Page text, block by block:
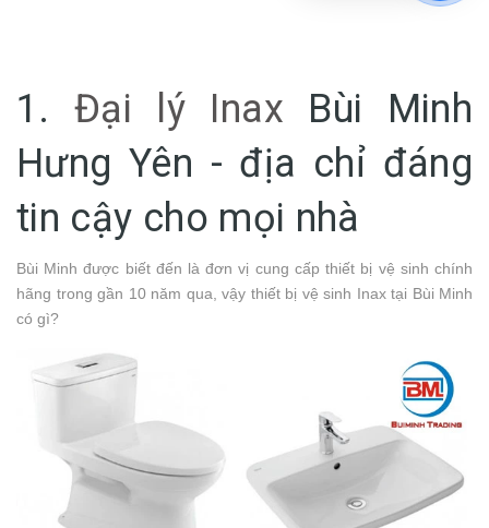
1.Đại lý Inax Bùi Minh
Hưng Yên - địa chỉ đáng
tin cậy cho mọi nhà
Bùi Minh được biết đến là đơn vị cung cấp thiết bị vệ sinh chính
hãng trong gần 10 năm qua, vậy thiết bị vệ sinh Inax tại Bùi Minh
có gì?